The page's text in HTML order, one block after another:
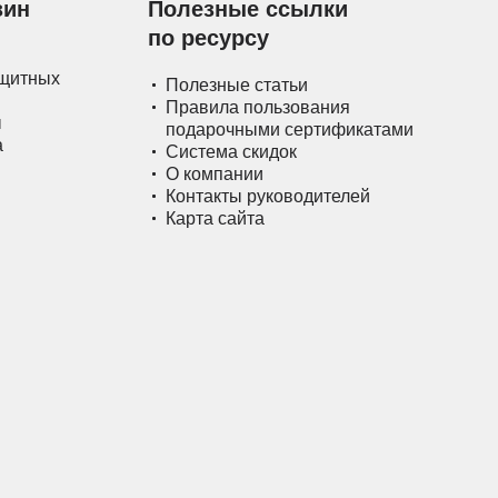
Полезные ссылки
по ресурсу
Полезные статьи
Правила пользования
подарочными сертификатами
Система скидок
О компании
Контакты руководителей
Карта сайта